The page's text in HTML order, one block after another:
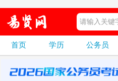
首页 学历 公务员